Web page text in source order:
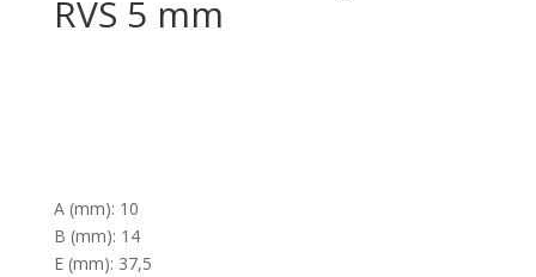
RVS 5 mm
A (mm): 10
B (mm): 14
E (mm): 37,5